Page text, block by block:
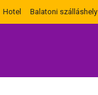
Hotel Balatoni szálláshely